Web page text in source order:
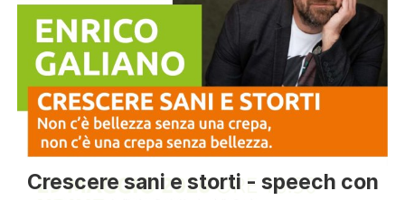
Crescere sani e storti - speech con